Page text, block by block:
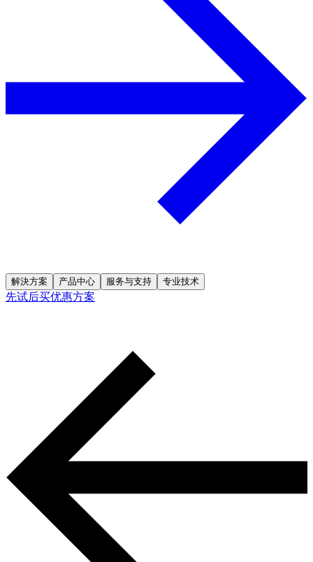
解決方案 产品中心 服务与支持 专业技术
先试后买优惠方案